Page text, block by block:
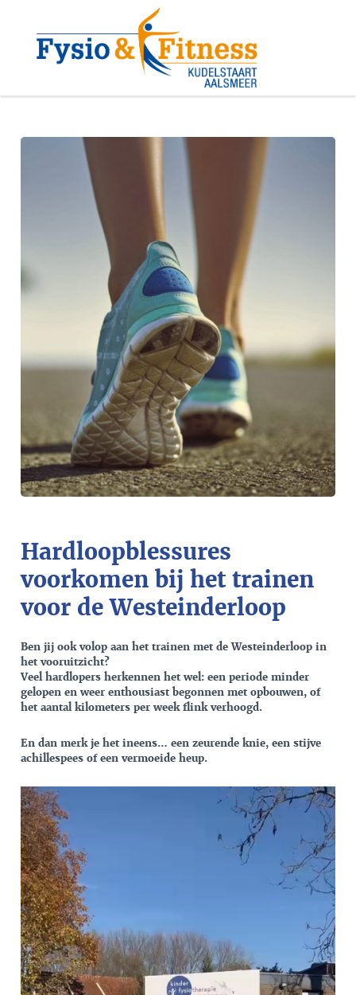
Hardloopblessures
voorkomen bij het trainen
voor de Westeinderloop
Ben jij ook volop aan het trainen met de Westeinderloop in
het vooruitzicht?
Veel hardlopers herkennen het wel: een periode minder
gelopen en weer enthousiast begonnen met opbouwen, of
het aantal kilometers per week flink verhoogd.
En dan merk je het ineens… een zeurende knie, een stijve
achillespees of een vermoeide heup.